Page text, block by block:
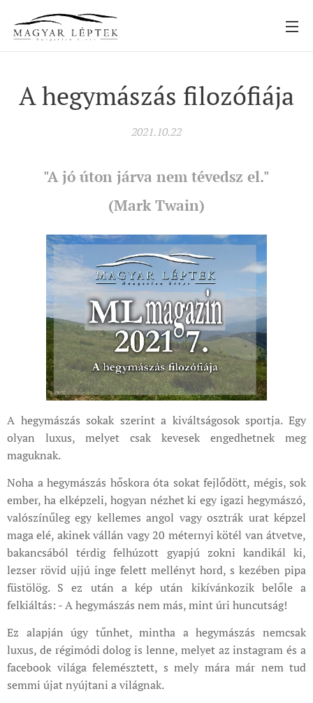
A hegymászás filozófiája
2021.10.22
"A jó úton járva nem tévedsz el."
(Mark Twain)
A hegymászás sokak szerint a kiváltságosok sportja. Egy
olyan luxus, melyet csak kevesek engedhetnek meg
maguknak.
Noha a hegymászás hőskora óta sokat fejlődött, mégis, sok
ember, ha elképzeli, hogyan nézhet ki egy igazi hegymászó,
valószínűleg egy kellemes angol vagy osztrák urat képzel
maga elé, akinek vállán vagy 20 méternyi kötél van átvetve,
bakancsából térdig felhúzott gyapjú zokni kandikál ki,
lezser rövid ujjú inge felett mellényt hord, s kezében pipa
füstölög. S ez után a kép után kikívánkozik belőle a
felkiáltás: - A hegymászás nem más, mint úri huncutság!
Ez alapján úgy tűnhet, mintha a hegymászás nemcsak
luxus, de régimódi dolog is lenne, melyet az instagram és a
facebook világa felemésztett, s mely mára már nem tud
semmi újat nyújtani a világnak.